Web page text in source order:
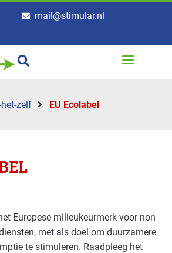
mail@stimular.nl
het-zelf EU Ecolabel
Europese milieukeurmerk voor non
met als doel om duurzamere
te stimuleren. Raadpleeg het